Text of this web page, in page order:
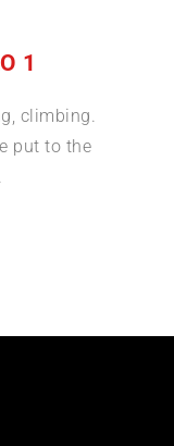
1
climbing.
put to the